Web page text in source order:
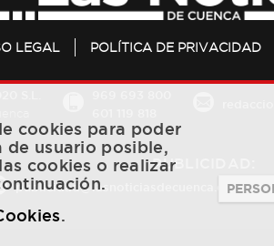
LEGAL POLÍTICA DE PRIVACIDAD
PUBLICIDAD:
publicidad@lasnoticiasdecuenca.es
cookies para poder
de usuario posible,
cookies o realizar
.